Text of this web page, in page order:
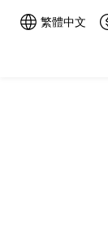
繁體中文